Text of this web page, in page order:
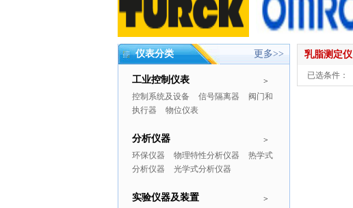
仪表分类 更多>>
>
工业控制仪表
控制系统及设备 信号隔离器
阀门和
执行器
物位仪表
>
分析仪器
环保仪器 物理特性分析仪器
热学式
分析仪器
光学式分析仪器
>
实验仪器及装置
乳脂测定仪
已选条件：